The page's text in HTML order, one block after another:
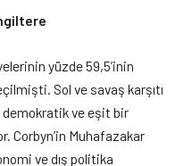
yüzde 59,5’inin
Sol ve savaş karşıtı
demokratik ve eşit bir
Corbyn’in Muhafazakar
ve dış politika